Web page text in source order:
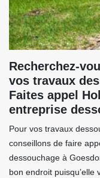
Recherchez-
vos travaux
Faites appel
entreprise
Pour vos travaux
conseillons de faire
dessouchage à
bon endroit